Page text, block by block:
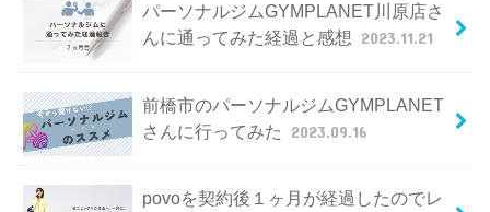
パーソナルジムGYMPLANET川原店さ
んに通ってみた経過と感想 2023.11.21
前橋市のパーソナルジムGYMPLANET
さんに行ってみた
2023.09.16
povoを契約後１ヶ月が経過したのでレ